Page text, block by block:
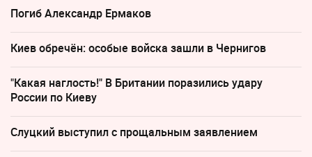
Погиб Александр Ермаков
Киев обречён: особые войска зашли в Чернигов
"Какая наглость!" В Британии поразились удару
России по Киеву
Слуцкий выступил с прощальным заявлением